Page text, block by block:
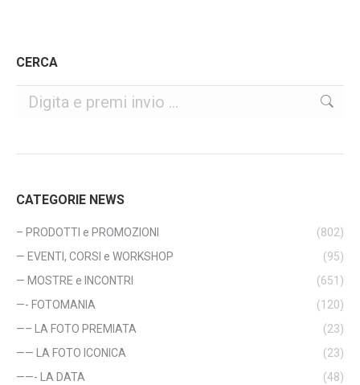
CERCA
Cerca
CATEGORIE NEWS
– PRODOTTI e PROMOZIONI
(802)
— EVENTI, CORSI e WORKSHOP
(95)
— MOSTRE e INCONTRI
(651)
—- FOTOMANIA
(120)
—– LA FOTO PREMIATA
(23)
—— LA FOTO ICONICA
(23)
——- LA DATA
(48)